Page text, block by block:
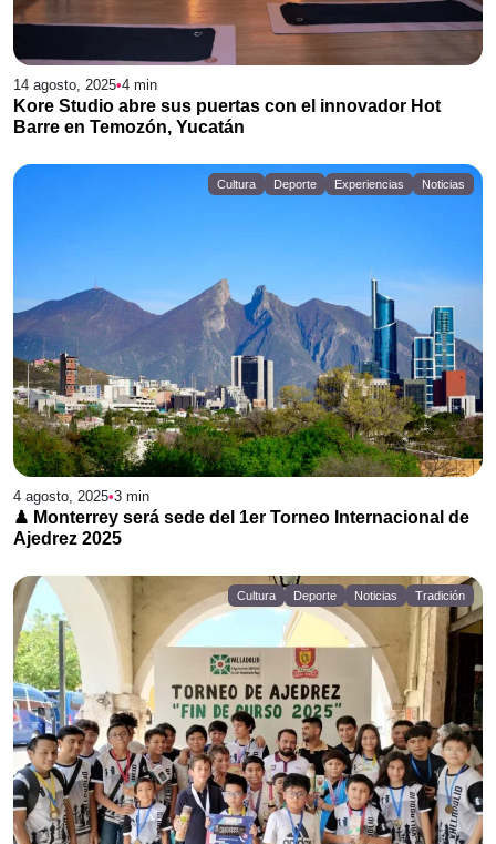
14 agosto, 2025•4 min
Kore Studio abre sus puertas con el innovador Hot
Barre en Temozón, Yucatán
Cultura Deporte Experiencias Noticias
4 agosto, 2025•3 min
♟ Monterrey será sede del 1er Torneo Internacional de
Ajedrez 2025
Cultura Deporte Noticias Tradición